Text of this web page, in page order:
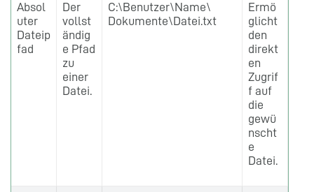
Absol
uter
Dateip
fad
Der
vollst
ändig
e Pfad
zu
einer
Datei.
C:\Benutzer\Name\
Dokumente\Datei.txt
Ermö
glicht
den
direkt
en
Zugrif
f auf
die
gewü
nscht
e
Datei.